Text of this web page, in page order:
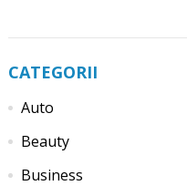
CATEGORII
Auto
Beauty
Business